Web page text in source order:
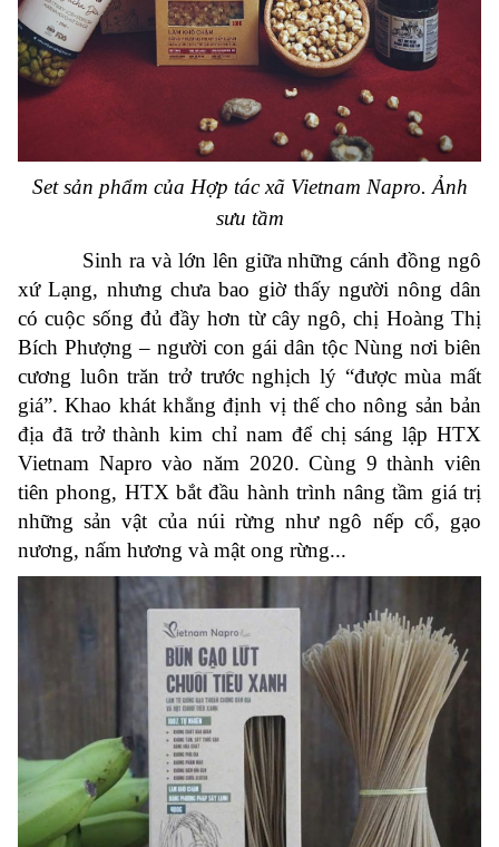
Set sản phẩm của Hợp tác xã Vietnam Napro. Ảnh
sưu tầm
Sinh ra và lớn lên giữa những cánh đồng ngô
xứ Lạng, nhưng chưa bao giờ thấy người nông dân
có cuộc sống đủ đầy hơn từ cây ngô, chị Hoàng Thị
Bích Phượng – người con gái dân tộc Nùng nơi biên
cương luôn trăn trở trước nghịch lý “được mùa mất
giá”.Khao khát khẳng định vị thế cho nông sản bản
địa đã trở thành kim chỉ nam để chị sáng lập HTX
Vietnam Napro vào năm 2020. Cùng 9 thành viên
tiên phong, HTX bắt đầu hành trình nâng tầm giá trị
những sản vật của núi rừng như ngô nếp cổ, gạo
nương, nấm hương và mật ong rừng...